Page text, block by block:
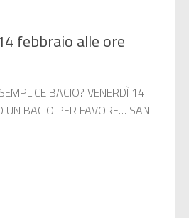
febbraio alle ore
BACIO? VENERDÌ 14
BACIO PER FAVORE… SAN